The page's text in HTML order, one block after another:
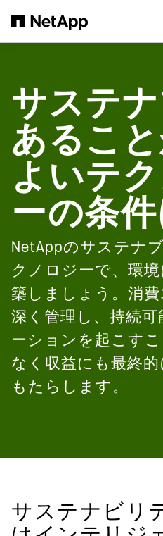
サステ
あるこ
よいテ
ーの条件
NetAppのサステナ
クノロジーで、環
築しましょう。消
深く管理し、持続
ーションを起こす
なく収益にも最終
もたらします。
サステナビリ